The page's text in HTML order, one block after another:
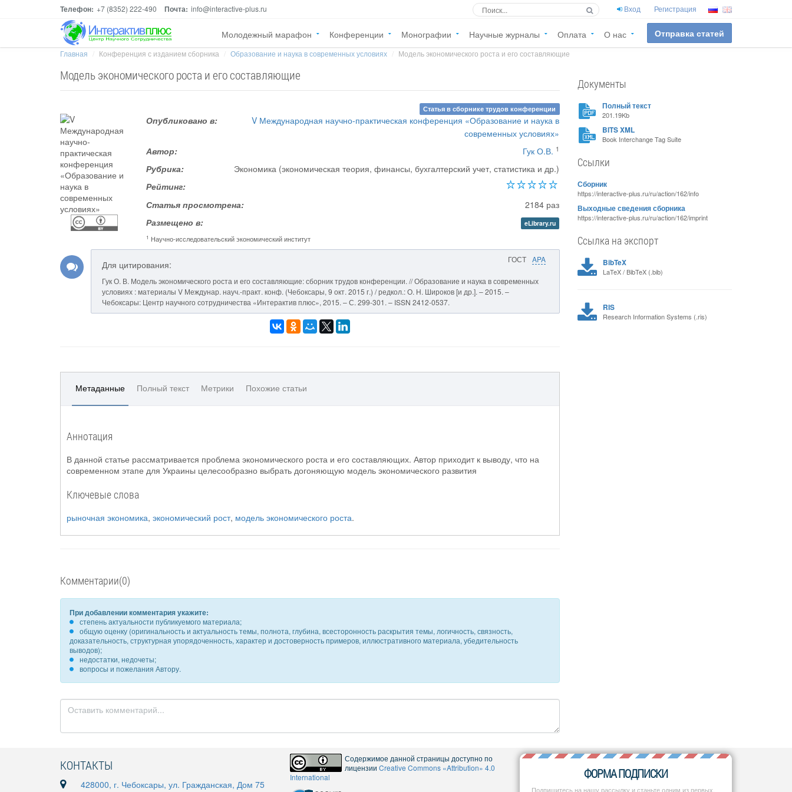
Телефон: +7 (8352) 222-490 Почта: info@interactive-plus.ru Вход Регистрация
Молодежный марафон Конференции Монографии Научные журналы Оплата О нас Отправка статей
Главная Конференция с изданием сборника Образование и наука в современных условиях Модель экономического роста и его составляющие
Модель экономического роста и его составляющие
Статья в сборнике трудов конференции
Опубликовано в:
V Международная научно-практическая конференция «Образование и наука в
современных условиях»
Автор:
Гук О.В. 1
Рубрика:
Экономика (экономическая теория, финансы, бухгалтерский учет, статистика и др.)
Рейтинг:
Статья просмотрена:
2184 раз
Размещено в:
eLibrary.ru
1 Научно-исследовательский экономический институт
ГОСТ APA
Для цитирования:
Гук О. В. Модель экономического роста и его составляющие: сборник трудов конференции. // Образование и наука в современных
условиях : материалы V Междунар. науч.-практ. конф. (Чебоксары, 9 окт. 2015 г.) / редкол.: О. Н. Широков [и др.]. – 2015. –
Чебоксары: Центр научного сотрудничества «Интерактив плюс», 2015. – С. 299-301. – ISSN 2412-0537.
Метаданные Полный текст Метрики Похожие статьи
Аннотация
В данной статье рассматривается проблема экономического роста и его составляющих. Автор приходит к выводу, что на
современном этапе для Украины целесообразно выбрать догоняющую модель экономического развития
Ключевые слова
рыночная экономика, экономический рост, модель экономического роста.
Комментарии(0)
При добавлении комментария укажите:
степень актуальности публикуемого материала;
общую оценку (оригинальность и актуальность темы, полнота, глубина, всесторонность раскрытия темы, логичность, связность,
доказательность, структурная упорядоченность, характер и достоверность примеров, иллюстративного материала, убедительность
выводов);
недостатки, недочеты;
вопросы и пожелания Автору.
Документы
Полный текст
201.19Kb
BITS XML
Book Interchange Tag Suite
Ссылки
Сборник
https://interactive-plus.ru/ru/action/162/info
Выходные сведения сборника
https://interactive-plus.ru/ru/action/162/imprint
Ссылка на экспорт
BibTeX
LaTeX / BibTeX (.bib)
RIS
Research Information Systems (.ris)
КОНТАКТЫ
428000, г. Чебоксары, ул. Гражданская, Дом 75
Содержимое данной страницы доступно по
лицензии Creative Commons «Attribution» 4.0
International
ФОРМА ПОДПИСКИ
Подпишитесь на нашу рассылку и станьте одним из первых,